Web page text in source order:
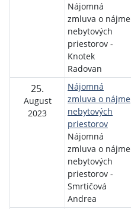
Nájomná
zmluva o nájme
nebytových
priestorov -
Knotek
Radovan
25.
August
2023
Nájomná
zmluva o nájme
nebytových
priestorov
Nájomná
zmluva o nájme
nebytových
priestorov -
Smrtičová
Andrea